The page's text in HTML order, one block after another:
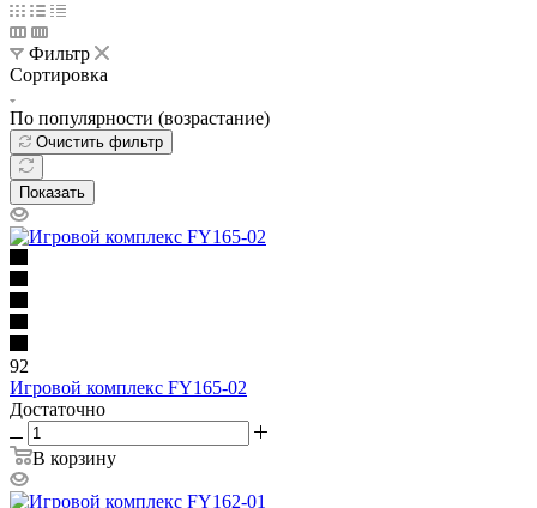
Фильтр
Сортировка
По популярности (возрастание)
Очистить фильтр
Показать
92
Игровой комплекс FY165-02
Достаточно
В корзину